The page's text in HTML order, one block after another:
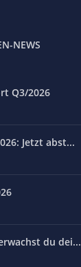
NEWS
Q3/2026
Jetzt abst...
du dei...